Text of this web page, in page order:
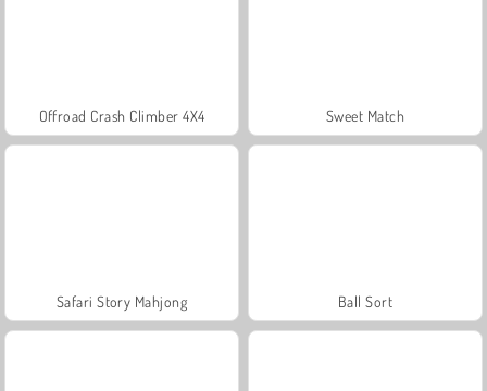
Offroad Crash Climber 4X4 Sweet Match
Safari Story Mahjong Ball Sort